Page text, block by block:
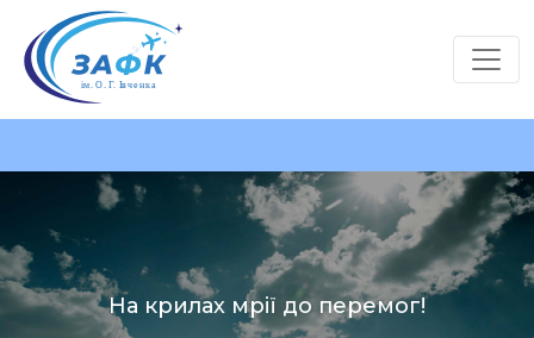
На крилах мрії до перемог!